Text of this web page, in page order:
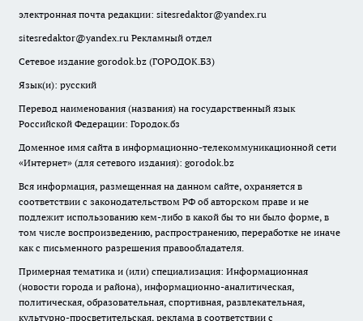
электронная почта редакции: sitesredaktor@yandex.ru
sitesredaktor@yandex.ru Рекламный отдел
Сетевое издание gorodok.bz (ГОРОДОК.БЗ)
Язык(и): русский
Перевод наименования (названия) на государственный язык
Российской Федерации: Городок.бз
Доменное имя сайта в информационно-телекоммуникационной сети
«Интернет» (для сетевого издания): gorodok.bz
Вся информация, размещенная на данном сайте, охраняется в
соответствии с законодательством РФ об авторском праве и не
подлежит использованию кем-либо в какой бы то ни было форме, в
том числе воспроизведению, распространению, переработке не иначе
как с письменного разрешения правообладателя.
Примерная тематика и (или) специализация: Информационная
(новости города и района), информационно-аналитическая,
политическая, образовательная, спортивная, развлекательная,
культурно-просветительская, реклама в соответствии с